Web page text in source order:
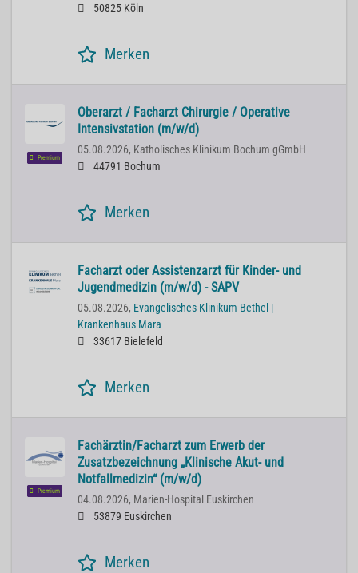
50825 Köln
Merken
Premium
Oberarzt / Facharzt Chirurgie / Operative
Intensivstation (m/w/d)
05.08.2026, Katholisches Klinikum Bochum gGmbH
44791 Bochum
Merken
Facharzt oder Assistenzarzt für Kinder- und
Jugendmedizin (m/w/d) - SAPV
05.08.2026, Evangelisches Klinikum Bethel |
Krankenhaus Mara
33617 Bielefeld
Merken
Premium
Fachärztin/Facharzt zum Erwerb der
Zusatzbezeichnung „Klinische Akut- und
Notfallmedizin“ (m/w/d)
04.08.2026, Marien-Hospital Euskirchen
53879 Euskirchen
Merken